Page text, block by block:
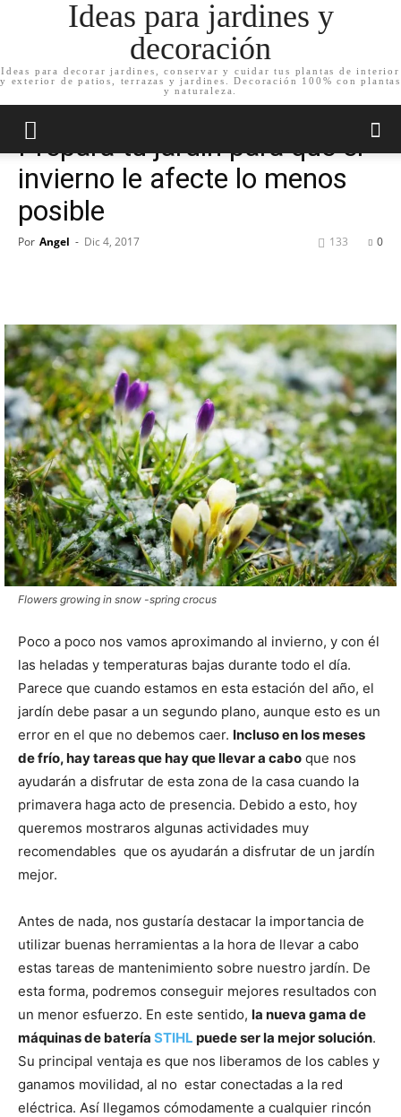
Ideas para jardines y
decoración
Ideas para decorar jardines, conservar y cuidar tus plantas de interior
y exterior de patios, terrazas y jardines. Decoración 100% con plantas
y naturaleza.
Inicio Jardín
Prepara tu jardín para que el
invierno le afecte lo menos
posible
Por Angel - Dic 4, 2017 0
133
Flowers growing in snow -spring crocus
Poco a poco nos vamos aproximando al invierno, y con él
las heladas y temperaturas bajas durante todo el día.
Parece que cuando estamos en esta estación del año, el
jardín debe pasar a un segundo plano, aunque esto es un
error en el que no debemos caer. Incluso en los meses
de frío, hay tareas que hay que llevar a cabo que nos
ayudarán a disfrutar de esta zona de la casa cuando la
primavera haga acto de presencia. Debido a esto, hoy
queremos mostraros algunas actividades muy
recomendables que os ayudarán a disfrutar de un jardín
mejor.
Antes de nada, nos gustaría destacar la importancia de
utilizar buenas herramientas a la hora de llevar a cabo
estas tareas de mantenimiento sobre nuestro jardín. De
esta forma, podremos conseguir mejores resultados con
un menor esfuerzo. En este sentido, la nueva gama de
máquinas de batería STIHL puede ser la mejor solución.
Su principal ventaja es que nos liberamos de los cables y
ganamos movilidad, al no estar conectadas a la red
eléctrica. Así llegamos cómodamente a cualquier rincón